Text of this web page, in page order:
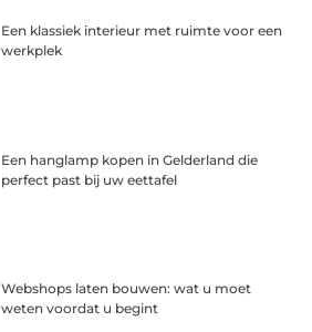
Een klassiek interieur met ruimte voor een
werkplek
Een hanglamp kopen in Gelderland die
perfect past bij uw eettafel
Webshops laten bouwen: wat u moet
weten voordat u begint